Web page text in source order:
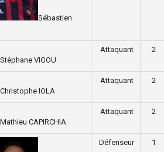
Sébastien
Stéphane VIGOU
Attaquant 2
Christophe IOLA
Attaquant 2
Mathieu CAPIRCHIA
Attaquant 2
Défenseur 1